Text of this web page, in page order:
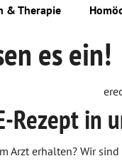
& Therapie
es ein!
in
Arzt erhalten? Wir